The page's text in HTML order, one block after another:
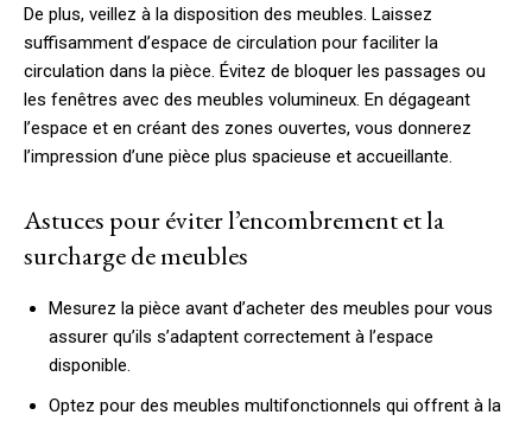
De plus, veillez à la disposition des meubles. Laissez
suffisamment d’espace de circulation pour faciliter la
circulation dans la pièce. Évitez de bloquer les passages ou
les fenêtres avec des meubles volumineux. En dégageant
l’espace et en créant des zones ouvertes, vous donnerez
l’impression d’une pièce plus spacieuse et accueillante.
Astuces pour éviter l’encombrement et la
surcharge de meubles
Mesurez la pièce avant d’acheter des meubles pour vous
assurer qu’ils s’adaptent correctement à l’espace
disponible.
Optez pour des meubles multifonctionnels qui offrent à la